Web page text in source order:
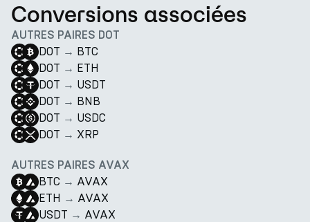
Conversions associées
AUTRES PAIRES DOT
DOT → BTC
DOT → ETH
DOT → USDT
DOT → BNB
DOT → USDC
DOT → XRP
AUTRES PAIRES AVAX
BTC → AVAX
ETH → AVAX
USDT → AVAX